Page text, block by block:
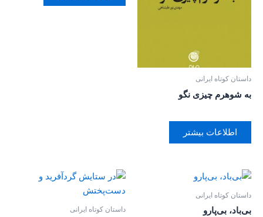
داستان کوتاه ایرانی
به شوهرم چیزی نگو
اطلاعات بیشتر
داستان کوتاه ایرانی
بی‌باد، بی‌پارو داستان کوتاه ایرانی